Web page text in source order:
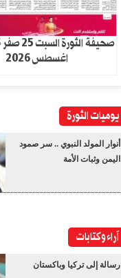
اغسطس 2026
يوميات الثورة
أنوار المولد النبوي .. سر صمود
اليمن وثبات الأمة
آراء وكتابات
رسالة إلى تركيا وباكستان